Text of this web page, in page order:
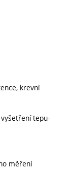
krevní
tepu-
měření